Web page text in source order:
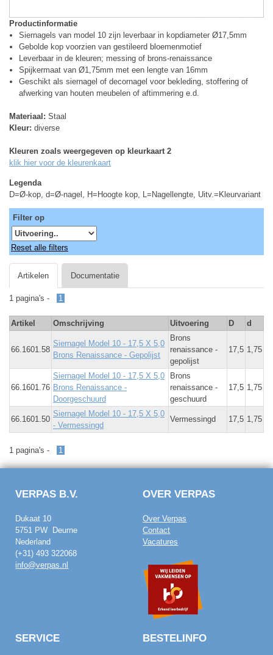
Productinformatie
Siernagels van model 10 zijn leverbaar in kopdiameter Ø17,5mm
Gebolde kop voorzien van gestileerd bloemenmotief
Leverbaar in de kleuren; messing of brons-renaissance
Spijkermaat van Ø1,75mm met een lengte van 16mm
Geschikt als siernagel of decornagel voor bekleding, stoffering of
afwerking van houten meubelen of aftimmering e.d.
Materiaal: Staal
Kleur: diverse
Kleuren zoals weergegeven op kleurkaart 2
klik hier voor de kleurenkaart
Legenda
D=Ø-kop, d=Ø-nagel, H=Hoogte kop, L=Nagellengte, Uitv.=Kleurvariant
Filter op
Reset alle filters
Artikelen
1 pagina's - 1
Artikel Omschrijving Uitvoering D d
66.1601.58
Siernagel Model 10 - 17,5 X 5,0
Brons Renaissance - Gepolijst
Brons
renaissance -
gepolijst
17,5 1,75
66.1601.76
Siernagel Model 10 - 17,5 X 5,0
Brons Renaissance -
Doorgeschuurd
Brons
renaissance -
geschuurd
17,5 1,75
66.1601.50
Siernagel Model 10 - 17,5 X 5,0
- Vermessingd
Vermessingd 17,5 1,75
1 pagina's - 1
Documentatie
VERPAS B.V.
Dukaat 10
5751 PW Deurne
Nederland
(+31) 493 322068
info@verpas.nl
OVER VERPAS
Over Verpas
Contact
Vacatures
SERVICE BESTELINFO